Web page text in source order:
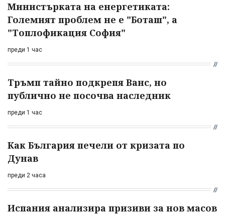
Министърката на енергетиката:
Големият проблем не е "Боташ", а
"Топлофикация София"
преди 1 час
Тръмп тайно подкрепя Ванс, но
публично не посочва наследник
преди 1 час
Как България печели от кризата по
Дунав
преди 2 часа
Испания анализира призиви за нов масов